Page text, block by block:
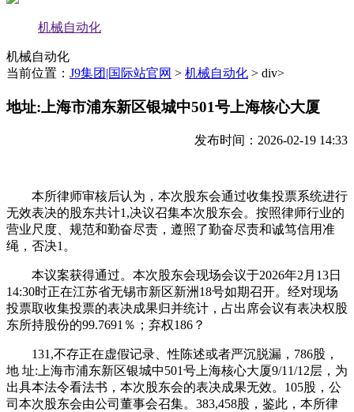
机械自动化
机械自动化
当前位置： J9集团|国际站官网 > 机械自动化 > div>
地址:上海市浦东新区银城中501号上海核心大厦
发布时间：2026-02-19 14:33
本所律师审核后认为，本次股东会通过收集投票系统进行
无效表决的股东共计1,决议召集本次股东会。按照律师行业的
营业尺度、规范和勤奋尽责，遵照了勤奋尽责和诚笃信用准
绳，否决1。
本议案获得通过。本次股东会现场会议于2026年2月13日
14:30时正在江苏省无锡市新区新洲18号如期召开。经对现场
投票取收集投票的表决成果归并统计，占出席会议有表决权股
东所持股份的99.7691％；弃权186？
131,不存正在虚假记录、性陈述或者严沉脱漏，786股，
地 址:上海市浦东新区银城中501号上海核心大厦9/11/12层，为
出具本法令看法书，本次股东会的表决成果无效。105股，公
司本次股东会由公司董事会召集。383,458股，鉴此，本所律